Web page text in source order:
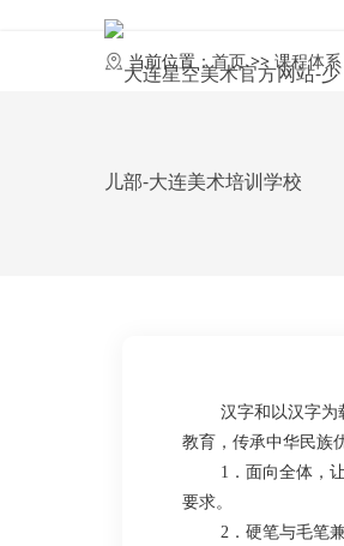
当前位置：首页>> 课程体系
汉字和以汉字为
教育，传承中华民族
1 ．面向全体，
要求。
2 ．硬笔与毛笔